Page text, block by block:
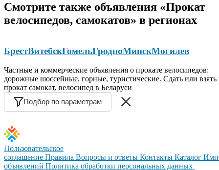
Смотрите также объявления «Прокат
велосипедов, самокатов» в регионах
БрестВитебскГомельГродноМинскМогилев
Частные и коммерческие объявления о прокате велосипедов:
дорожные шоссейные, горные, туристические. Сдать или взять
прокат самокат, велосипед в Беларуси
Подбор по параметрам
Пользовательское
соглашение Правила Вопросы и ответы Контакты Каталог
объявлений Политика обработки персональных данных